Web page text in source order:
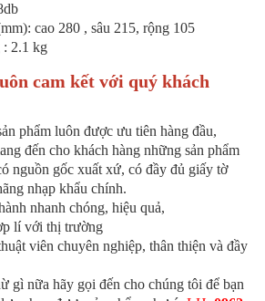
cao 280 , sâu 215, rộng 105
: 2.1 kg
cam kết với quý khách
phẩm luôn được ưu tiên hàng đầu,
đến cho khách hàng những sản phẩm
nguồn gốc xuất xứ, có đầy đủ giấy tờ
nhạp khẩu chính.
nhanh chóng, hiệu quả,
lí với thị trường
viên chuyên nghiệp, thân thiện và đầy
gì nữa hãy gọi đến cho chúng tôi để bạn